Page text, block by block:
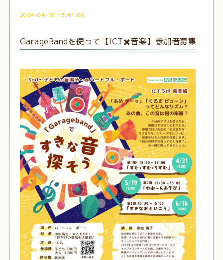
2024-04-18 13:41:00
GarageBandを使って【ICT✖️音楽】参加者募集